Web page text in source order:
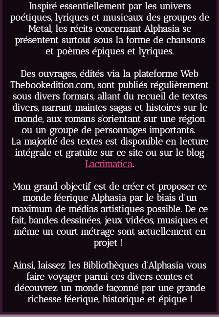
Inspiré essentiellement par les univers
poétiques, lyriques et musicaux des groupes de
Metal, les récits concernant Alphasia se
présentent surtout sous la forme de chansons
et poèmes épiques et lyriques.
Des ouvrages, édités via la plateforme Web
Thebookedition.com, sont publiés régulièrement
sous divers formats, allant du recueil de textes
divers, narrant maintes sagas et histoires sur le
monde, aux romans s'orientant sur une région
ou un groupe de personnages importants.
La majorité des textes est disponible en lecture
intégrale et gratuite sur ce site ou sur le blog
Lacrimatica.
Mon grand objectif est de créer et proposer ce
monde féerique Alphasia par le biais d'un
maximum de médias artistiques possible. De ce
fait, bandes dessinées, jeux vidéos, musiques et
même un court métrage sont actuellement en
projet !
Ainsi, laissez les Bibliothèques d'Alphasia vous
faire voyager parmi ces divers contes et
découvrez un monde façonné par une grande
richesse féerique, historique et épique !